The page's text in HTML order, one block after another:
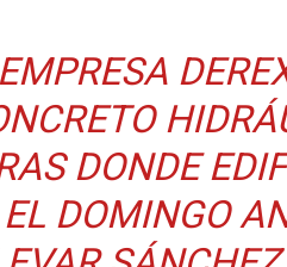
DONDE
DOMINGO